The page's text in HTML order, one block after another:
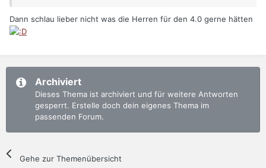
Dann schlau lieber nicht was die Herren für den 4.0 gerne hätten
Archiviert
Dieses Thema ist archiviert und für weitere Antworten
gesperrt. Erstelle doch dein eigenes Thema im
passenden Forum.
Gehe zur Themenübersicht